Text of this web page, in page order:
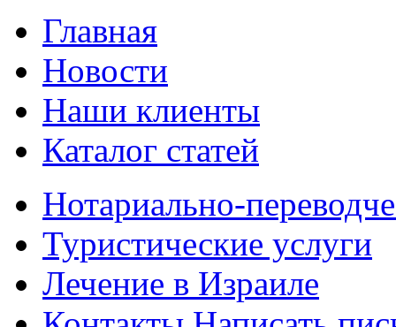
Главная
Новости
Наши клиенты
Каталог статей
Нотариально-
Туристические услуги
Лечение в Израиле